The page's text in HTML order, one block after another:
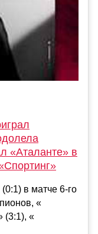
«Аталанте» в
в матче 6-го
«
(3:1), «